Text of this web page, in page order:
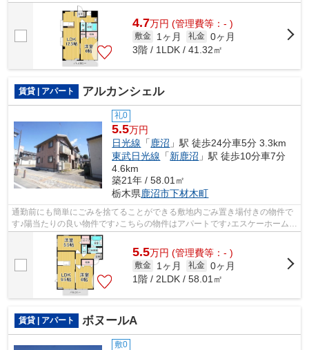
♪こちらは通風良好な物件です♪エスケ...
4.7万円 (管理費等：- )
敷金 1ヶ月 礼金 0ヶ月
3階 / 1LDK / 41.32㎡
賃貸 | アパート アルカンシェル
礼0
5.5万円
日光線 「 鹿沼 」駅 徒歩24分車5分 3.3km
東武日光線 「新鹿沼 」駅 徒歩10分車7分
4.6km
築21年 / 58.01㎡
栃木県鹿沼市下材木町
通勤前にも簡単にごみを捨てることができる敷地内ごみ置き場付きの物件で
す♪陽当たりの良い物件です♪こちらの物件はアパートです♪エスケーホームへ
の来店予約は、0289-63-0086までご連...
5.5万円 (管理費等：- )
敷金 1ヶ月 礼金 0ヶ月
1階 / 2LDK / 58.01㎡
賃貸 | アパート ボヌールA
敷0